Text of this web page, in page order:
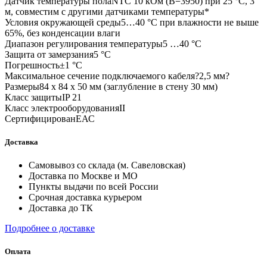
м, совместим с другими датчиками температуры*
Условия окружающей среды5…40 °С при влажности не выше
65%, без конденсации влаги
Диапазон регулирования температуры5 …40 °С
Защита от замерзания5 °С
Погрешность±1 °С
Максимальное сечение подключаемого кабеля?2,5 мм?
Размеры84 х 84 х 50 мм (заглубление в стену 30 мм)
Класс защитыIP 21
Класс электрооборудованияII
СертифицированЕАС
Доставка
Самовывоз со склада (м. Савеловская)
Доставка по Москве и МО
Пункты выдачи по всей России
Срочная доставка курьером
Доставка до ТК
Подробнее о доставке
Оплата